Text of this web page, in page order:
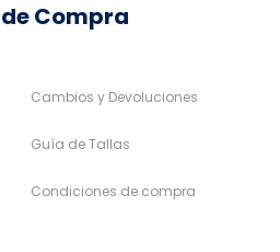
Compra
Cambios y Devoluciones
Guía de Tallas
Condiciones de compra